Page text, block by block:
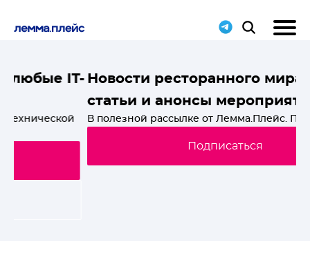
Новости ресторанного мира, свежие
статьи и анонсы мероприятий
В полезной рассылке от Лемма.Плейс. Подпишись!